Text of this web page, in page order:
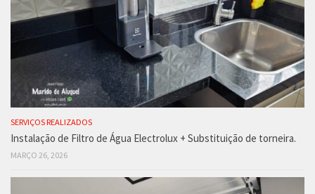
SERVIÇOS REALIZADOS
Instalação de Filtro de Água Electrolux + Substituição de torneira.
MARÇO 26, 2026